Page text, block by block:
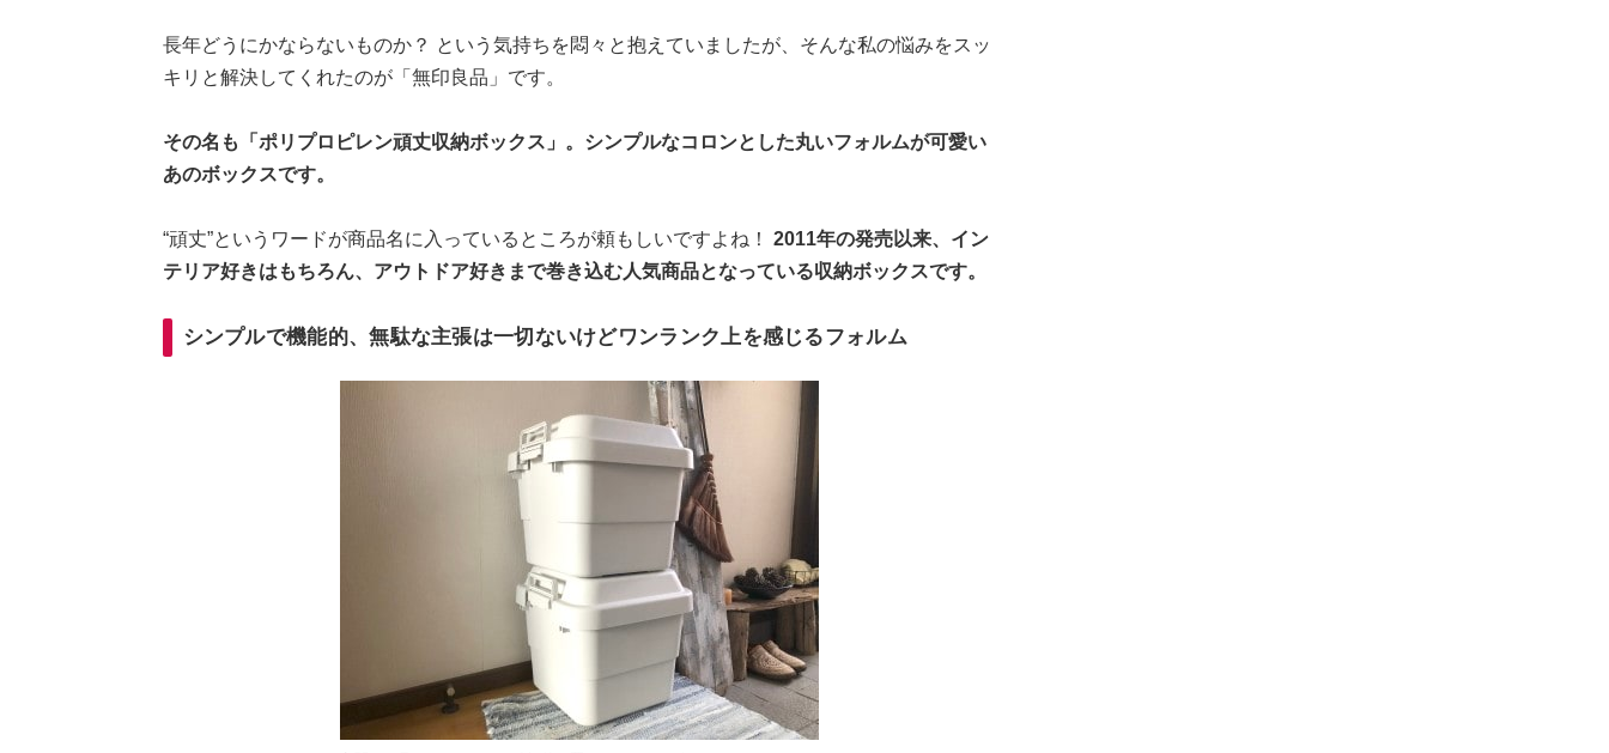
長年どうにかならないものか？ という気持ちを悶々と抱えていましたが、そんな私の悩みをスッ
キリと解決してくれたのが「無印良品」です。
その名も「ポリプロピレン頑丈収納ボックス」。シンプルなコロンとした丸いフォルムが可愛い
あのボックスです。
“頑丈”というワードが商品名に入っているところが頼もしいですよね！ 2011年の発売以来、イン
テリア好きはもちろん、アウトドア好きまで巻き込む人気商品となっている収納ボックスです。
シンプルで機能的、無駄な主張は一切ないけどワンランク上を感じるフォルム